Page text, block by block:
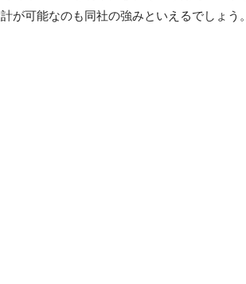
が可能なのも同社の強みといえるでしょう。